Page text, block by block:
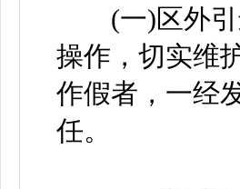
(一)区外引
操作，切实维
作假者，一经
任。